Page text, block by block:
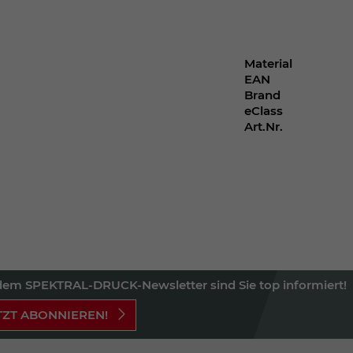
Material
EAN
Brand
eClass
Art.Nr.
SPEKTRAL-DRUCK-Newsletter sind Sie top informiert!
ABONNIEREN!
Dieser Wert speichert Ihre
Name fe_typo_user
Anbieter